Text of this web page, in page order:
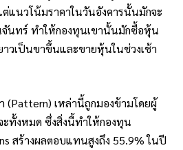
แนวโน้มราคาในวันอังคารนั้นมักจะ
นทร์ ทำให้กองทุนเขานั้นมักซื้อหุ้น
วเป็นขาขึ้นและขายหุ้นในช่วงเช้า
เหล่านี้ถูกมองข้ามโดยผู้
ทั้งหมด ซึ่งสิ่งนี้ทำให้กองทุน
สร้างผลตอบแทนสูงถึง 55.9% ในปี